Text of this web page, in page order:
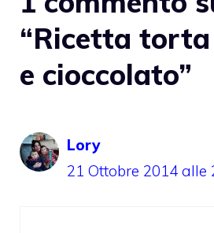
“Ricetta
e cioccolato”
Lory
21 Ottobre 2014 alle